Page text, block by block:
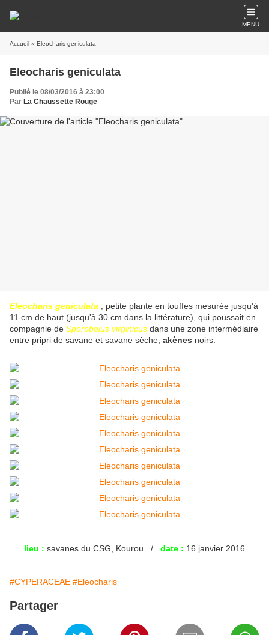
MENU
Accueil » Eleocharis geniculata
Eleocharis geniculata
Publié le 08/03/2016 à 23:00
Par La Chaussette Rouge
Eleocharis geniculata , petite plante en touffes mesurée jusqu'à
11 cm de haut (jusqu'à 30 cm dans la littérature), qui poussait en
compagnie de Sporobolus virginicus dans une zone intermédiaire
entre pripri de savane et savane sèche, akènes noirs.
lieu : savanes du CSG, Kourou / date : 16 janvier 2016
#CYPERACEAE #Eleocharis
Partager